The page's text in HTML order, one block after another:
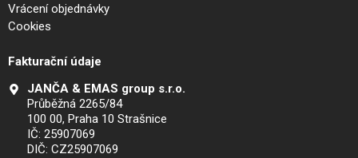
Vrácení objednávky
Cookies
Fakturační údaje
JANČA & EMAS group s.r.o.
Průběžná 2265/84
100 00, Praha 10 Strašnice
IČ: 25907069
DIČ: CZ25907069